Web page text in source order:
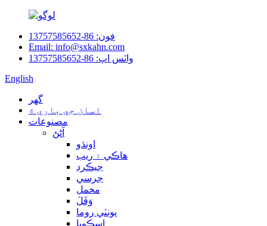
فون: 86-13757585652
Email: info@sxkahn.com
واٽس اپ: 86-13757585652
English
گهر
اسان جي باري ۾
مصنوعات
آڻڻ
اونڌو
هاڪي ۽ ريب
جيڪرڊ
جرسي
مخمل
وَفَلَ
پونٽي روما
اسڪوبا